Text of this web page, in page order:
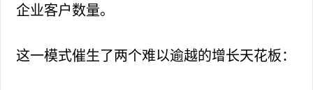
企业客户数量。
这一模式催生了两个难以逾越的增长天花板：